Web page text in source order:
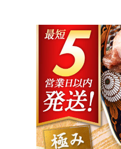
《定期便3ヶ月》仙台名物
BBQ 宮城県 利府町 船田食